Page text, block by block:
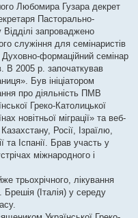
Любомира Гузара декрет
Пасторально-
запроваджено
служіння для семінаристів
Духовно-формаційний семінар
В 2005 р. започаткував
Був ініціатором
про діяльність ПМВ
Греко-Католицької
новітньої міграції» та веб-
Росії, Ізраїлю,
та Іспанії. Брав участь у
міжнародного і
трьохрічного, лікування
Брешія (Італія) у середу